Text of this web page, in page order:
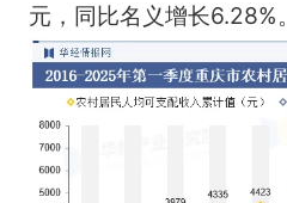
元，同比名义增长6.28%。